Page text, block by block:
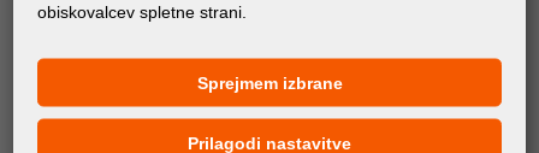
obiskovalcev spletne strani.
Sprejmem izbrane
Prilagodi nastavitve